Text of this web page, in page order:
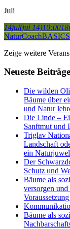
Juli
14jul(jul 14)10:0018
NaturCoach
Zeige weitere
Neueste Beiträge
Die wilden
Bäume über
und Natur
Die Linde –
Sanftmut und
Triglav
Landschaft
ein
Der
Schutz und
Bäume als
versorgen und
Bäume als